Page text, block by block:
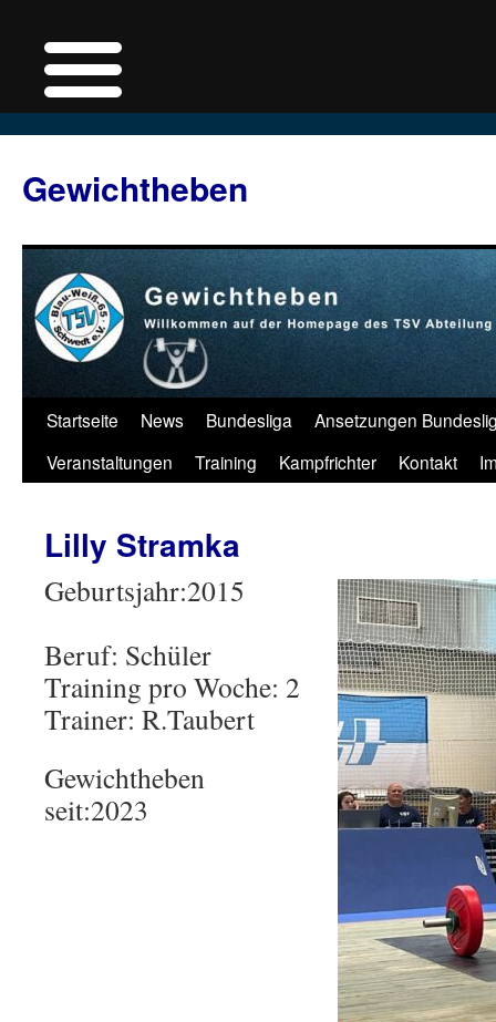
springen
Gewichtheben
Startseite News Bundesliga
Ansetzungen
Veranstaltungen
Training Kampfrichter Kontakt
Lilly Stramka
Geburtsjahr:2015
Beruf: Schüler
Training pro Woche: 2
Trainer: R.Taubert
Gewichtheben
seit:2023